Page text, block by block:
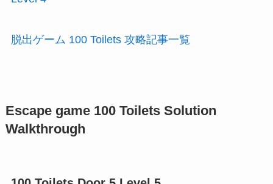
脱出ゲーム 100 Toilets 攻略記事一覧
Escape game 100 Toilets Solution
Walkthrough